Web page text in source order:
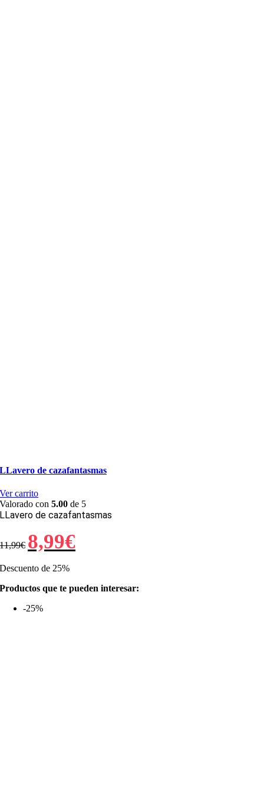
LLavero de cazafantasmas
Ver carrito
Valorado con5.00 de 5
LLavero de cazafantasmas
11,99€
El
precio
era:
8,99€
Descuento de 25%
Productos que te pueden interesar:
-25%